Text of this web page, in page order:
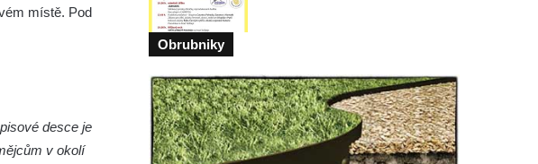
místě. Pod
desce je
v okolí
Obrubniky